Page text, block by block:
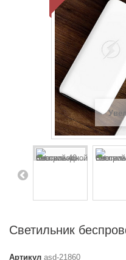
Светильник
Артикул asd-21860